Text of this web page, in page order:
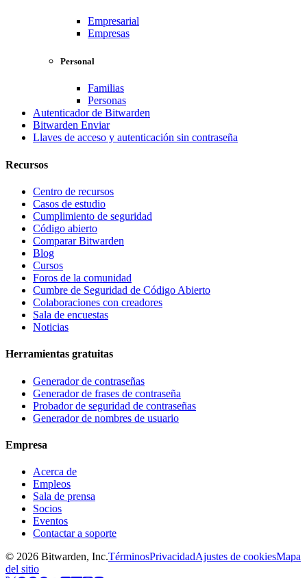
Empresarial
Empresas
Personal
Familias
Personas
Autenticador de Bitwarden
Bitwarden Enviar
Llaves de acceso y autenticación sin contraseña
Recursos
Centro de recursos
Casos de estudio
Cumplimiento de seguridad
Código abierto
Comparar Bitwarden
Blog
Cursos
Foros de la comunidad
Cumbre de Seguridad de Código Abierto
Colaboraciones con creadores
Sala de encuestas
Noticias
Herramientas gratuitas
Generador de contraseñas
Generador de frases de contraseña
Probador de seguridad de contraseñas
Generador de nombres de usuario
Empresa
Acerca de
Empleos
Sala de prensa
Socios
Eventos
Contactar a soporte
© 2026 Bitwarden, Inc.TérminosPrivacidadAjustes de cookiesMapa
del sitio